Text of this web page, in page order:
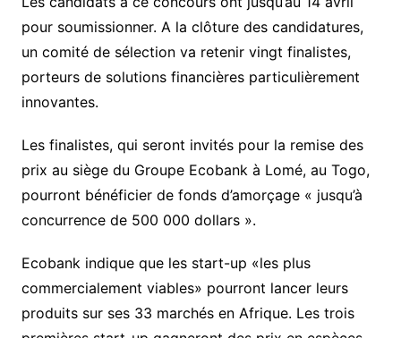
pour soumissionner. A la clôture des candidatures,
un comité de sélection va retenir vingt finalistes,
porteurs de solutions financières particulièrement
innovantes.
Les finalistes, qui seront invités pour la remise des
prix au siège du Groupe Ecobank à Lomé, au Togo,
pourront bénéficier de fonds d’amorçage « jusqu’à
concurrence de 500 000 dollars ».
Ecobank indique que les start-up «les plus
commercialement viables» pourront lancer leurs
produits sur ses 33 marchés en Afrique. Les trois